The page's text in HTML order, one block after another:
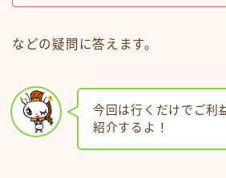
などの疑問に答えます。
今回は行くだけでご利
紹介するよ！